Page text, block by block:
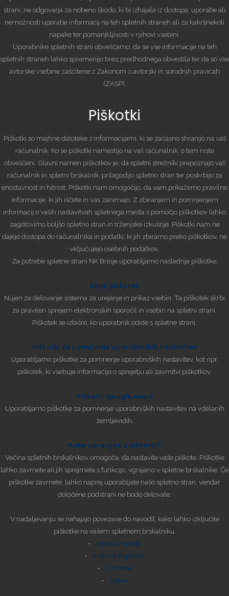
strani, ne odgovarja za nobeno škodo, ki bi izhajala iz dostopa, uporabe ali
nemožnosti uporabe informacij na teh spletnih straneh ali za kakršnekoli
napake ter pomanjkljivosti v njihovi vsebini.
Uporabnike spletnih strani obveščamo, da se vse informacije na teh
spletnih straneh lahko spremenijo brez predhodnega obvestila ter da so vse
avtorske vsebine zaščitene z Zakonom o avtorski in sorodnih pravicah
(ZASP).
Piškotki
Piškotki so majhne datoteke z informacijami, ki se začasno shranijo na vaš
računalnik. Ko se piškotki namestijo na vaš računalnik, o tem niste
obveščeni. Glavni namen piškotkov je, da spletni strežniki prepoznajo vaš
računalnik in spletni brskalnik, prilagodijo spletno stran ter poskrbijo za
enostavnost in hitrost. Piškotki nam omogočijo, da vam prikažemo pravilne
informacije, ki jih iščete in vas zanimajo. Z zbiranjem in pomnjenjem
informacij o vaših nastavitvah spletnega mesta s pomočjo piškotkov lahko
zagotovimo boljšo spletno stran in trženjske izkušnje. Piškotki nam ne
dajejo dostopa do računalnika in podatki, ki jih zbiramo preko piškotkov, ne
vključujejo osebnih podatkov.
Za potrebe spletne strani NK Brinje uporabljamo naslednje piškotke:
Sejni piškotek
Nujen za delovanje sistema za urejanje in prikaz vsebin. Ta piškotek skrbi
za pravilen sprejem elektronskih sporočil in vsebin na spletni strani.
Piškotek se izbišre, ko uporabnik odide s spletne strani.
Piškotki za pomnjenje uporabniških nastavitev
Uporabljamo piškotke za pomnenje uporabniških nastavitev, kot npr.
piškotek, ki vsebuje informacijo o sprejetju ali zavrnitvi piškotkov.
Piškotki Google maps
Uporabljamo piškotke za pomnenje uporabniških nastavitev na vdelanih
zemljevidih.
Kako upravljati s piškotki?
Večina spletnih brskalnikov omogoča, da nastavite vaše piškote. Piškotke
lahko zavrnete ali jih sprejmete s funkcijo, vgrajeno v spletne brskalnike. Če
piškotke zavrnete, lahko naprej uporabljate našo spletno stran, vendar
določene podstrani ne bodo delovale.
V nadaljevanju se nahajajo povezave do navodil, kako lahko izključite
piškotke na vašem spletnem brskalniku.
• Mozilla Firefox
• Internet Explorer
• Chrome
• Safari